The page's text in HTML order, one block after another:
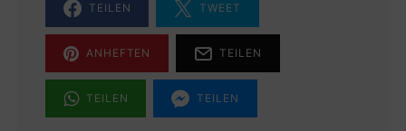
TEILEN TWEET
ANHEFTEN TEILEN
TEILEN TEILEN